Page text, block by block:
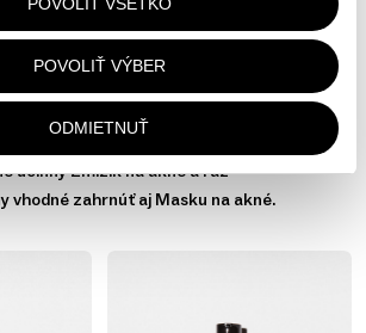
POVOLIŤ VÝBER
ODMIETNUŤ
aj produkty z Antiakné línie àla
akné zachováva zdravý mikrobióm
pleť. Krém na akné a Kvapky na
používaní ráno a večer
zmierňujú prejavy akné. Na akútne
účinný Zmizík na akné a raz
vhodné zahrnúť aj Masku na akné.